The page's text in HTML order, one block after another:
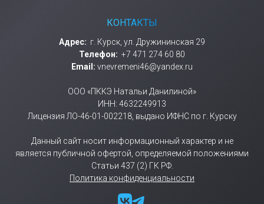
КОНТАКТЫ
Адрес: г. Курск, ул. Дружининская 29
Телефон: +7 471 274 60 80
Email: vnevremeni46@yandex.ru
ООО «ПККЭ Натальи Данилиной»
ИНН: 4632249913
Лицензия ЛО-46-01-002218, выдано ИФНС по г. Курску
Данный сайт носит информационный характер и не
является публичной офертой, определяемой положениями
Статьи 437 (2) ГК РФ.
Политика конфиденциальности